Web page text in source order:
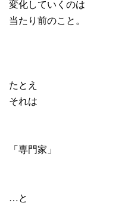
変化していくのは
当たり前のこと。
たとえ
それは
「専門家」
…と